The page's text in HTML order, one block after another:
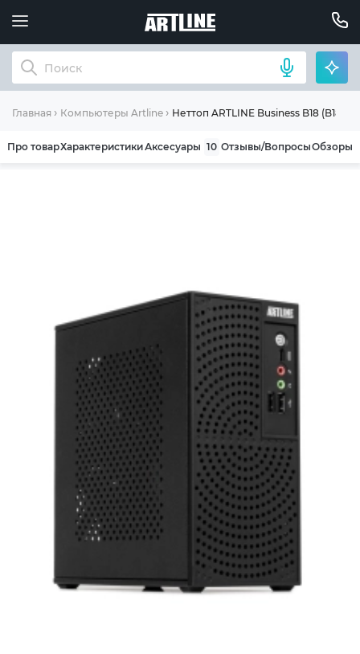
Главная Компьютеры Artline Неттоп ARTLINE Business B18
Про товарХарактеристикиАксесуары 10 Отзывы/ВопросыОбзоры
ОБЩИЕ УСЛОВИЯ ГАРАНТИИ
Компания ARTLINE благодарит Вас за выбор
нашей продукции. Мы уверены, что
приобретенная вами техника будет служить
вам долгие годы при соблюдении правил
эксплуатации и хранения.
Artline комп'ютери